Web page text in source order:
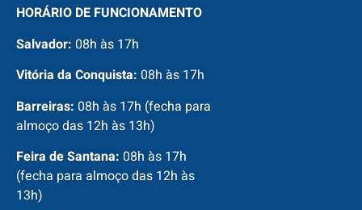
HORÁRIO DE FUNCIONAMENTO
Salvador: 08h às 17h
Vitória da Conquista: 08h às 17h
Barreiras: 08h às 17h (fecha para
almoço das 12h às 13h)
Feira de Santana: 08h às 17h
(fecha para almoço das 12h às
13h)